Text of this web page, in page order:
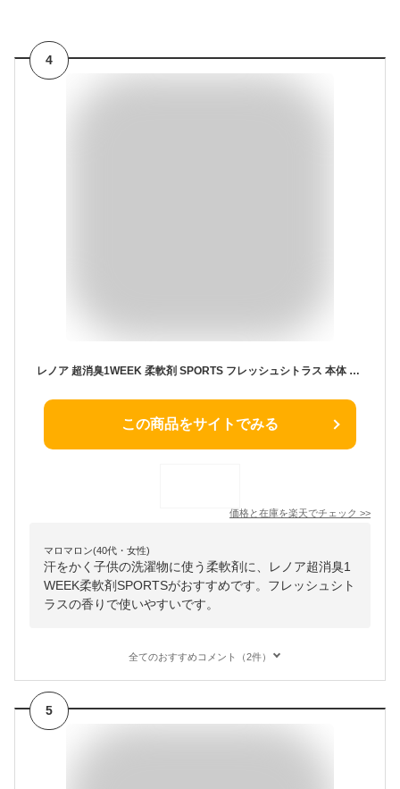
4
レノア 超消臭1WEEK 柔軟剤 SPORTS フレッシュシトラス 本体 530mL(530ml)【レノア超消臭】
この商品をサイトでみる
価格と在庫を楽天でチェック >>
マロマロン(40代・女性)
汗をかく子供の洗濯物に使う柔軟剤に、レノア超消臭1
WEEK柔軟剤SPORTSがおすすめです。フレッシュシト
ラスの香りで使いやすいです。
全てのおすすめコメント（2件）
5